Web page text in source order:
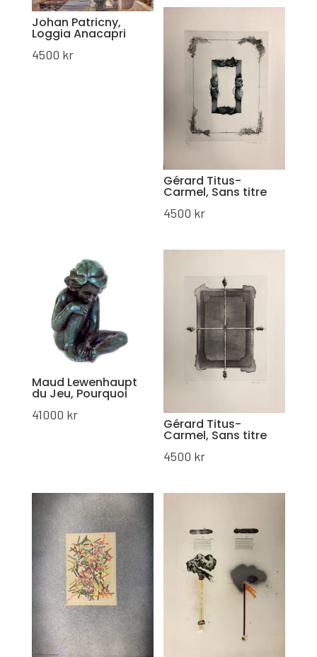
Johan Patricny,
Loggia Anacapri
4500 kr
Gérard Titus-
Carmel, Sans titre
4500 kr
Maud Lewenhaupt
du Jeu, Pourquoi
41000 kr
Gérard Titus-
Carmel, Sans titre
4500 kr